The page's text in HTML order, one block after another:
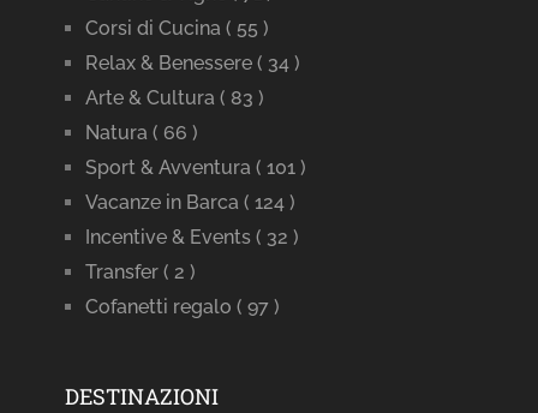
Corsi di Cucina ( 55 )
Relax & Benessere ( 34 )
Arte & Cultura ( 83 )
Natura ( 66 )
Sport & Avventura ( 101 )
Vacanze in Barca ( 124 )
Incentive & Events ( 32 )
Transfer ( 2 )
Cofanetti regalo ( 97 )
DESTINAZIONI